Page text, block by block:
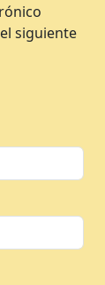
siguiente